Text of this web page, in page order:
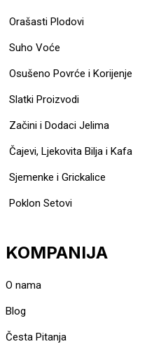
Orašasti Plodovi
Suho Voće
Osušeno Povrće i Korijenje
Slatki Proizvodi
Začini i Dodaci Jelima
Čajevi, Ljekovita Bilja i Kafa
Sjemenke i Grickalice
Poklon Setovi
KOMPANIJA
O nama
Blog
Česta Pitanja